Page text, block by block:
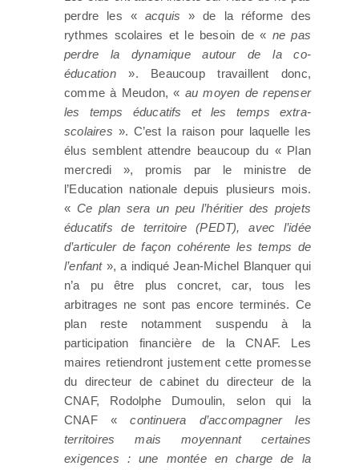
perdre les « acquis » de la réforme des
rythmes scolaires et le besoin de « ne pas
perdre la dynamique autour de la co-
éducation». Beaucoup travaillent donc,
comme à Meudon, « au moyen de repenser
les temps éducatifs et les temps extra-
scolaires ». C’est la raison pour laquelle les
élus semblent attendre beaucoup du « Plan
mercredi », promis par le ministre de
l’Education nationale depuis plusieurs mois.
« Ce plan sera un peu l’héritier des projets
éducatifs de territoire (PEDT), avec l’idée
d’articuler de façon cohérente les temps de
l’enfant », a indiqué Jean-Michel Blanquer qui
n’a pu être plus concret, car, tous les
arbitrages ne sont pas encore terminés. Ce
plan reste notamment suspendu à la
participation financière de la CNAF. Les
maires retiendront justement cette promesse
du directeur de cabinet du directeur de la
CNAF, Rodolphe Dumoulin, selon qui la
CNAF «continuera d’accompagner les
territoires mais moyennant certaines
exigences : une montée en charge de la